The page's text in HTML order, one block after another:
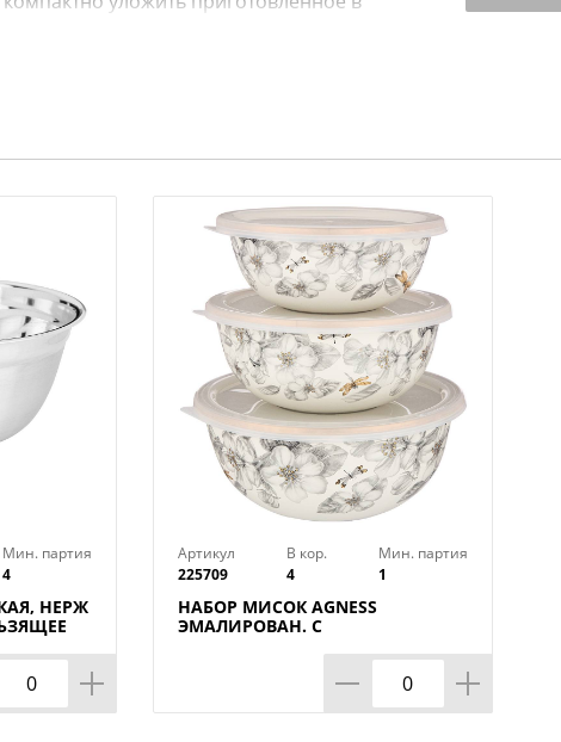
все перечисленные
дизайн чаш позволяет
утвари, а также и для красивой
цвета лаконично дополнят
прилегающая к чаше, позволит
чему оно не заветрится и
крышка полностью прозрачная, что
содержимого в чаше.
качестве отличного подарка для
рождения!
пищевого пластика, его
мм
Мин. партия
4
НЕРЖ
Артикул
225709
В кор.
4
Мин. партия
1
НАБОР МИСОК AGNESS
ЭМАЛИРОВАН. С
6ПР.14/16/18СМ, 0,6/0,9/1,3Л